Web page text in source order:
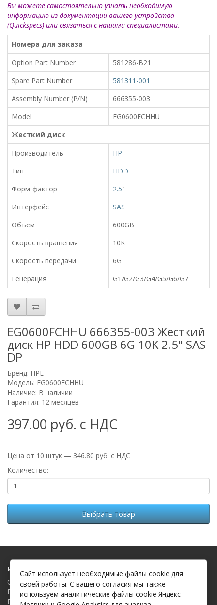
Вы можете самостоятельно узнать необходимую
информацию из документации вашего устройства
(Quickspecs) или связаться с нашими специалистами.
Номера для заказа
Option Part Number
581286-B21
Spare Part Number
581311-001
Assembly Number (P/N)
666355-003
Model
EG0600FCHHU
Жесткий диск
Производитель
HP
Тип
HDD
Форм-фактор
2.5"
Интерфейс
SAS
Объем
600GB
Скорость вращения
10K
Скорость передачи
6G
Генерация
G1/G2/G3/G4/G5/G6/G7
EG0600FCHHU 666355-003 Жесткий
диск HP HDD 600GB 6G 10K 2.5" SAS
DP
Бренд: HPE
Модель: EG0600FCHHU
Наличие: В наличии
Гарантия: 12 месяцев
397.00 руб. с НДС
Цена от 10 штук — 346.80 руб. с НДС
Количество:
Выбрать товар
Информация
О компании
Политика в отношении обработки файлов cookie
Политика в отношении обработки персональных данных
Сайт использует необходимые файлы cookie для
своей работы. С вашего согласия мы также
используем аналитические файлы cookie Яндекс